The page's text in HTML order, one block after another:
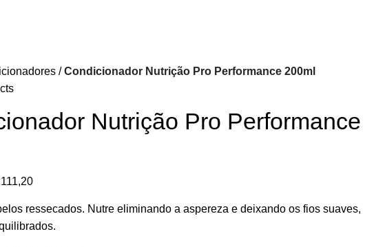
Condicionador Nutrição Pro Performance 200ml
Nutrição Pro Performance
111,20
ressecados. Nutre eliminando a aspereza e deixando os fios suaves,